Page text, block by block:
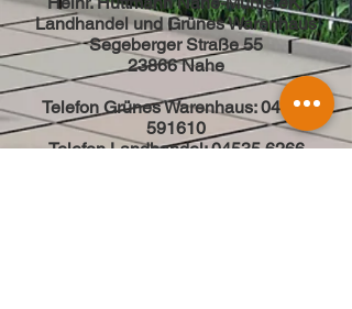
Landhandel und Grünes Warenhaus
Segeberger Straße 55
23866 Nahe
Telefon Grünes Warenhaus:04535
591610
Telefon Landhandel: 04535 6266